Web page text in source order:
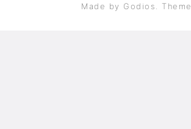
Made by Godios. Theme